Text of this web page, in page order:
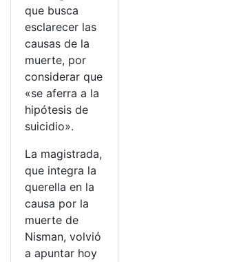
que busca
esclarecer las
causas de la
muerte, por
considerar que
«se aferra a la
hipótesis de
suicidio».
La magistrada,
que integra la
querella en la
causa por la
muerte de
Nisman, volvió
a apuntar hoy